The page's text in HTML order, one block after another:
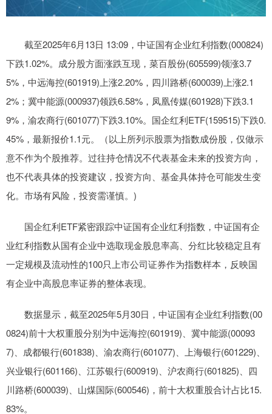
截至2025年6月13日 13:09，中证国有企业红利指数(000824)
下跌1.02%。成分股方面涨跌互现，菜百股份(605599)领涨3.7
5%，中远海控(601919)上涨2.20%，四川路桥(600039)上涨2.1
2%；冀中能源(000937)领跌6.58%，凤凰传媒(601928)下跌3.1
9%，渝农商行(601077)下跌3.10%。国企红利ETF(159515)下跌0.
45%，最新报价1.1元。（以上所列示股票为指数成份股，仅做示
意不作为个股推荐。过往持仓情况不代表基金未来的投资方向，
也不代表具体的投资建议，投资方向、基金具体持仓可能发生变
化。市场有风险，投资需谨慎。)
国企红利ETF紧密跟踪中证国有企业红利指数，中证国有企
业红利指数从国有企业中选取现金股息率高、分红比较稳定且有
一定规模及流动性的100只上市公司证券作为指数样本，反映国
有企业中高股息率证券的整体表现。
数据显示，截至2025年5月30日，中证国有企业红利指数(00
0824)前十大权重股分别为中远海控(601919)、冀中能源(00093
7)、成都银行(601838)、渝农商行(601077)、上海银行(601229)、
兴业银行(601166)、江苏银行(600919)、沪农商行(601825)、四
川路桥(600039)、山煤国际(600546)，前十大权重股合计占比15.
83%。